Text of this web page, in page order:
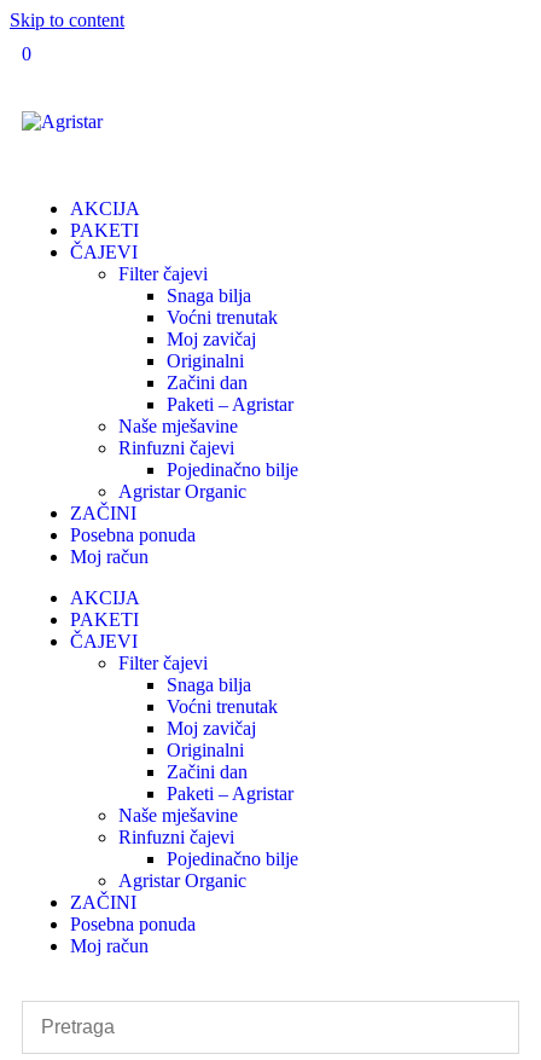
Skip to content
0
AKCIJA
PAKETI
ČAJEVI
Filter čajevi
Snaga bilja
Voćni trenutak
Moj zavičaj
Originalni
Začini dan
Paketi – Agristar
Naše mješavine
Rinfuzni čajevi
Pojedinačno bilje
Agristar Organic
ZAČINI
Posebna ponuda
Moj račun
AKCIJA
PAKETI
ČAJEVI
Filter čajevi
Snaga bilja
Voćni trenutak
Moj zavičaj
Originalni
Začini dan
Paketi – Agristar
Naše mješavine
Rinfuzni čajevi
Pojedinačno bilje
Agristar Organic
ZAČINI
Posebna ponuda
Moj račun